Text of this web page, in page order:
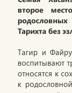
второе
Тарихта без
Тагир и
воспитывают
относятся к
к